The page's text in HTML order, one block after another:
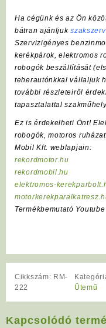
Ha cégünk és az Ön
bátran ajánljuk
Szervizigényes
kerékpárok, elektromos
robogók beszállítását
teherautónkkal vállaljuk
további részleteiről
tapasztalattal
Ez is érdekelheti Önt!
robogók, motoros
Mobil Kft. weblapjain:
rekordmotor.hu
rekordmobil.hu
elektromos-
Termékbemutató
Cikkszám: RM-
222
Ütemű
Kapcsolódó